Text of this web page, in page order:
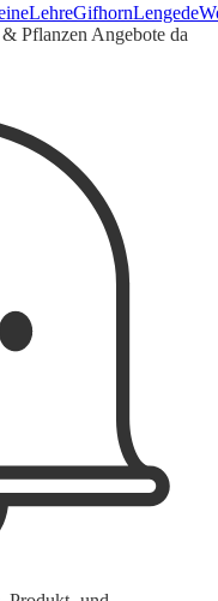
LehreGifhornLengede
Pflanzen Angebote da